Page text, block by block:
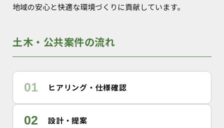
地域の安心と快適な環境づくりに貢献しています。
土木・公共案件の流れ
01 ヒアリング・仕様確認
02 設計・提案